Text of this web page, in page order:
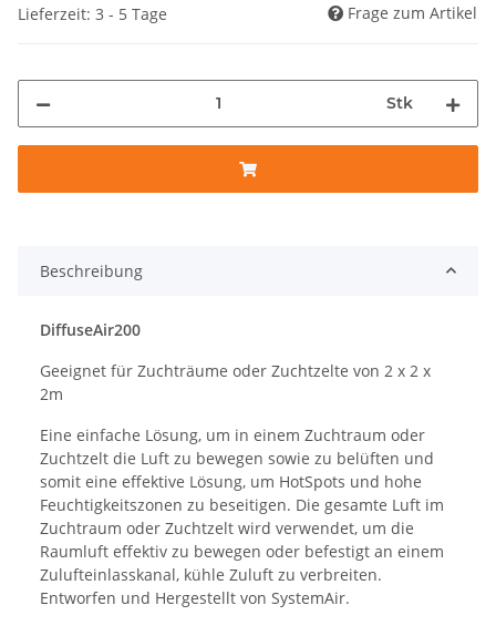
Lieferzeit: 3 - 5 Tage Frage zum Artikel
Stk
Beschreibung
DiffuseAir200
Geeignet für Zuchträume oder Zuchtzelte von 2 x 2 x
2m
Eine einfache Lösung, um in einem Zuchtraum oder
Zuchtzelt die Luft zu bewegen sowie zu belüften und
somit eine effektive Lösung, um HotSpots und hohe
Feuchtigkeitszonen zu beseitigen. Die gesamte Luft im
Zuchtraum oder Zuchtzelt wird verwendet, um die
Raumluft effektiv zu bewegen oder befestigt an einem
Zulufteinlasskanal, kühle Zuluft zu verbreiten.
Entworfen und Hergestellt von SystemAir.